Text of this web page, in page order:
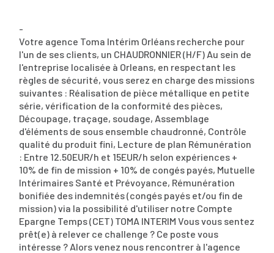
-
Votre agence Toma Intérim Orléans recherche pour
l'un de ses clients, un CHAUDRONNIER (H/F) Au sein de
l'entreprise localisée à Orleans, en respectant les
règles de sécurité, vous serez en charge des missions
suivantes : Réalisation de pièce métallique en petite
série, vérification de la conformité des pièces,
Découpage, traçage, soudage, Assemblage
d'éléments de sous ensemble chaudronné, Contrôle
qualité du produit fini, Lecture de plan Rémunération
: Entre 12.50EUR/h et 15EUR/h selon expériences +
10% de fin de mission + 10% de congés payés, Mutuelle
Intérimaires Santé et Prévoyance, Rémunération
bonifiée des indemnités (congés payés et/ou fin de
mission) via la possibilité d'utiliser notre Compte
Epargne Temps (CET) TOMA INTERIM Vous vous sentez
prêt(e) à relever ce challenge ? Ce poste vous
intéresse ? Alors venez nous rencontrer à l'agence